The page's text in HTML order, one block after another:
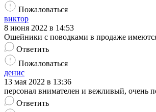
Пожаловаться
виктор
8 июня 2022 в 14:53
Ошейники с поводками в продаже
Ответить
Пожаловаться
денис
13 мая 2022 в 13:36
персонал внимателен и вежливый, очень
Ответить